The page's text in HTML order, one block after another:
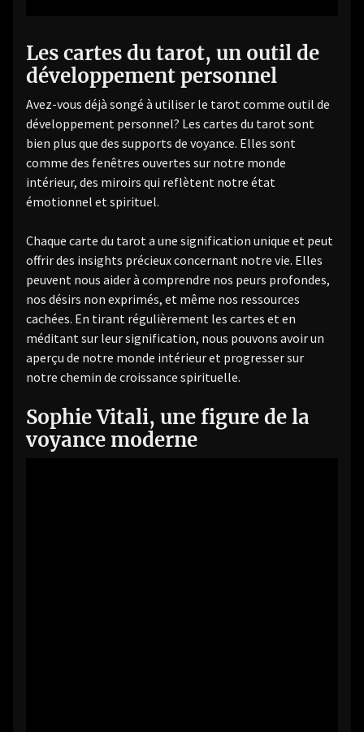
Les cartes du tarot, un outil de
développement personnel
Avez-vous déjà songé à utiliser le tarot comme outil de
développement personnel? Les cartes du tarot sont
bien plus que des supports de voyance. Elles sont
comme des fenêtres ouvertes sur notre monde
intérieur, des miroirs qui reflètent notre état
émotionnel et spirituel.
Chaque carte du tarot a une signification unique et peut
offrir des insights précieux concernant notre vie. Elles
peuvent nous aider à comprendre nos peurs profondes,
nos désirs non exprimés, et même nos ressources
cachées. En tirant régulièrement les cartes et en
méditant sur leur signification, nous pouvons avoir un
aperçu de notre monde intérieur et progresser sur
notre chemin de croissance spirituelle.
Sophie Vitali, une figure de la
voyance moderne